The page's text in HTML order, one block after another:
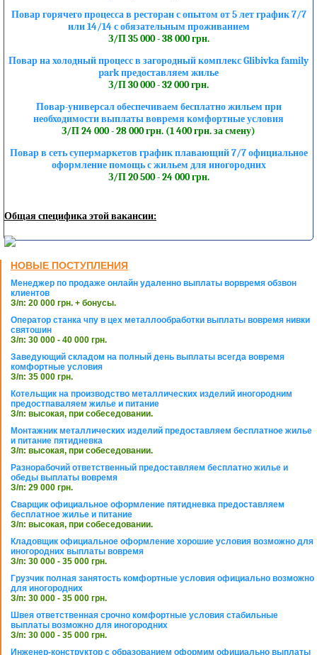
Повар горячего процесса в ресторан с опытом от 5 лет график 7/7
или 14/14 с обязательным проживанием
З/П 35 000 - 38 000 грн.
Повар на холодный процесс в загородный комплекс Glibivka family
park предоставляем жилье
З/П 30 000 - 32 000 грн.
Повар-универсал обеспечиваем бесплатно жильем при
необходимости выплаты вовремя комфортные условия
З/П 24 000 - 28 000 грн. (1 400 грн. за смену)
Повар в сеть супермаркетов график плавающий 7/7 официальное
оформление помощь с жильем для иногородних
З/П 20 500 - 24 000 грн.
Общая специфика этой вакансии:
НОВЫЕ ПОСТУПЛЕНИЯ
Менеджер по продаже онлайн удаленно выплаты ворвремя обзвон
клиентов
З/п: 20 000 грн. + бонусы.
Оператор станка чпу в цех металлообработки выплаты вовремя нивки
святошин
З/п: 30 000 - 40 000 грн.
Заведующий складом на полный день выплаты всегда вовремя
комфортные условия
З/п: 35 000 грн.
Котельщик на производство металлических изделий иногородним
предостпаваляем жилье и питание
З/п: высокая, при собеседовании.
Монтажник металлических изделий предоставляем бесплатное жилье
и питание пятидневка
З/п: высокая, при собеседовании.
Разнорабочий ответственный предоставляем бесплатно жилье и
обеды выплаты вовремя
З/п: 29 000 грн.
Сварщик официальное оформление пятидневка предоставляем
бесплатное жилье и питание
З/п: высокая, при собеседовании.
Кладовщик официальное оформление хорошие условия возможно для
иногородних выплаты вовремя
З/п: 30 000 - 35 000 грн.
Грузчик полная занятость комфортные условия официально возможно
для иногородних
З/п: 30 000 - 35 000 грн.
Швея ответственная срочно комфортные условия стабильные
выплаты возможно для иногородних
З/п: 30 000 - 35 000 грн.
Инженер-конструктор с образованием оформим официально выплаты